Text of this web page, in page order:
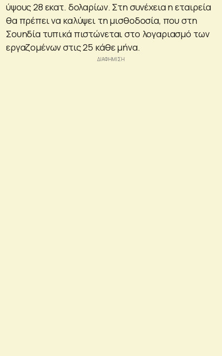
ύψους 28 εκατ. δολαρίων. Στη συνέχεια η εταιρεία
θα πρέπει να καλύψει τη μισθοδοσία, που στη
Σουηδία τυπικά πιστώνεται στο λογαριασμό των
εργαζομένων στις 25 κάθε μήνα.